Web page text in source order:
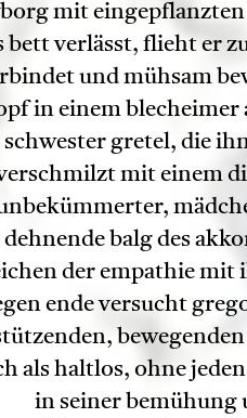
mit
bett verlässt, flieht er
und mühsam
in einem blecheimer
schwester gretel, die
mit einem
dehnende balg des
der empathie mit
ende versucht
als haltlos, ohne
in seiner bemühung